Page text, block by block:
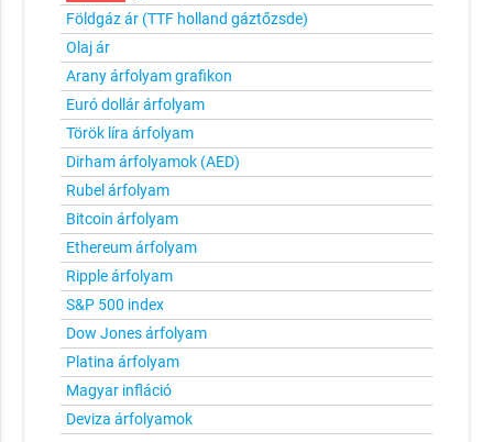
Földgáz ár (TTF holland gáztőzsde)
Olaj ár
Arany árfolyam grafikon
Euró dollár árfolyam
Török líra árfolyam
Dirham árfolyamok (AED)
Rubel árfolyam
Bitcoin árfolyam
Ethereum árfolyam
Ripple árfolyam
S&P 500 index
Dow Jones árfolyam
Platina árfolyam
Magyar infláció
Deviza árfolyamok